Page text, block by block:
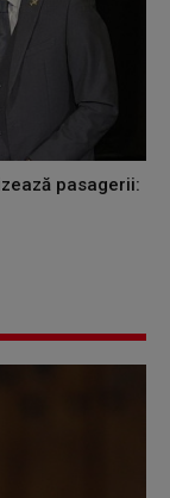
pasagerii: